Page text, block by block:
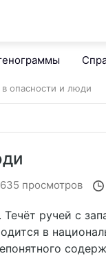
в опасности и люди
635 просмотров
ручей с
в